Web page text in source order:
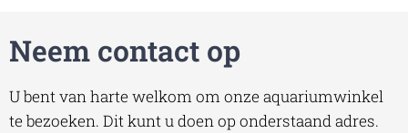
Neem contact op
U bent van harte welkom om onze aquariumwinkel
te bezoeken. Dit kunt u doen op onderstaand adres.